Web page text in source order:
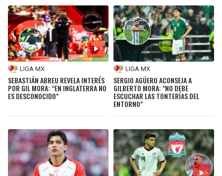
LIGA MX
SEBASTIÁN ABREU REVELA INTERÉS
POR GIL MORA: “EN INGLATERRA NO
ES DESCONOCIDO"
LIGA MX
SERGIO AGÜERO ACONSEJA A
GILBERTO MORA: "NO DEBE
ESCUCHAR LAS TONTERÍAS DEL
ENTORNO"